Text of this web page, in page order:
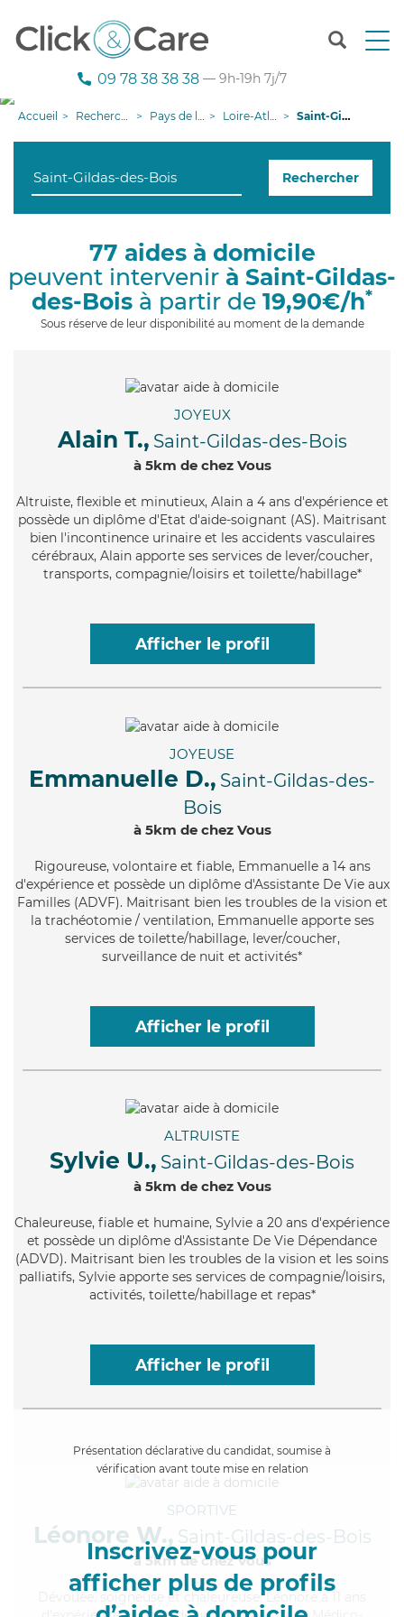
T
n
g
i
09 78 38 38 38 — 9h-19h 7j/7
Accueil Recherche aide à domicile Pays de la Loire Loire-Atlantique Saint-Gildas-des-Bois
Rechercher
77 aides à domicile
peuvent intervenir à Saint-Gildas-
des-Bois à partir de 19,90€/h*
Sous réserve de leur disponibilité au moment de la demande
JOYEUX
Alain T., Saint-Gildas-des-Bois
à 5km de chez Vous
Altruiste, flexible et minutieux, Alain a 4 ans d'expérience et
possède un diplôme d'Etat d'aide-soignant (AS). Maitrisant
bien l'incontinence urinaire et les accidents vasculaires
cérébraux, Alain apporte ses services de lever/coucher,
transports, compagnie/loisirs et toilette/habillage*
Afficher le profil
JOYEUSE
Emmanuelle D., Saint-Gildas-des-
Bois
à 5km de chez Vous
Rigoureuse, volontaire et fiable, Emmanuelle a 14 ans
d'expérience et possède un diplôme d'Assistante De Vie aux
Familles (ADVF). Maitrisant bien les troubles de la vision et
la trachéotomie / ventilation, Emmanuelle apporte ses
services de toilette/habillage, lever/coucher,
surveillance de nuit et activités*
Afficher le profil
ALTRUISTE
Sylvie U., Saint-Gildas-des-Bois
à 5km de chez Vous
Chaleureuse, fiable et humaine, Sylvie a 20 ans d'expérience
et possède un diplôme d'Assistante De Vie Dépendance
(ADVD). Maitrisant bien les troubles de la vision et les soins
palliatifs, Sylvie apporte ses services de compagnie/loisirs,
activités, toilette/habillage et repas*
Afficher le profil
Présentation déclarative du candidat, soumise à
vérification avant toute mise en relation
Inscrivez-vous pour
afficher plus de profils
SPORTIVE
Léonore W., Saint-Gildas-des-Bois
à 5km de chez Vous
, soigneuse et chaleureuse, Léonore a 11 ans